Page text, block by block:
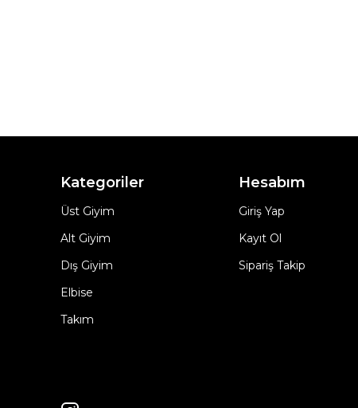
Kategoriler
Üst Giyim
Alt Giyim
Dış Giyim
Elbise
Takım
Hesabım
Giriş Yap
Kayıt Ol
Sipariş Takip